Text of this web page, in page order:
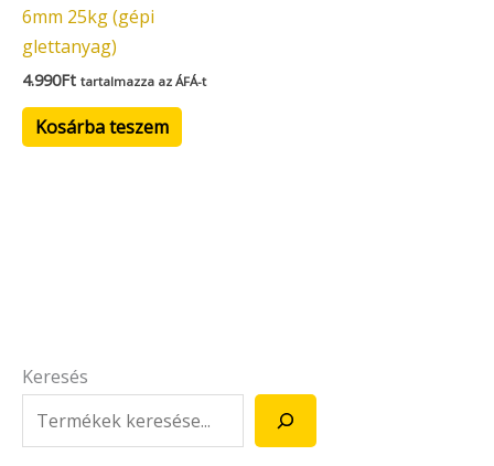
Keresés
6mm 25kg (gépi
glettanyag)
4.990Ft tartalmazza az ÁFÁ-t
Kosárba teszem